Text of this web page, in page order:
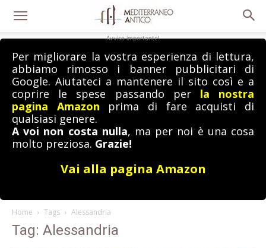
Avviso importante!
Per migliorare la vostra esperienza di lettura,
abbiamo rimosso i banner pubblicitari di
Google. Aiutateci a mantenere il sito così e a
coprire le spese passando per la nostra
pagina Amazon prima di fare acquisti di
qualsiasi genere.
A voi non costa nulla, ma per noi è una cosa
molto preziosa. Grazie!
Vai alla pagina Amazon
Home Tags Alessandria
Tag: Alessandria